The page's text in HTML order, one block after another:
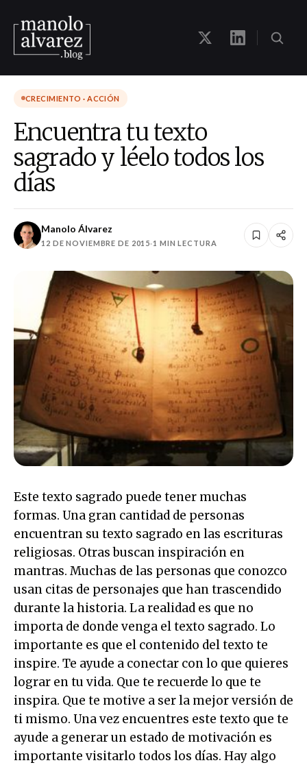
CRECIMIENTO · ACCIÓN
Encuentra tu texto
sagrado y léelo todos los
días
Manolo Álvarez
12 DE NOVIEMBRE DE 2015·1 MIN LECTURA
Este texto sagrado puede tener muchas
formas. Una gran cantidad de personas
encuentran su texto sagrado en las escrituras
religiosas. Otras buscan inspiración en
mantras. Muchas de las personas que conozco
usan citas de personajes que han trascendido
durante la historia. La realidad es que no
importa de donde venga el texto sagrado. Lo
importante es que el contenido del texto te
inspire. Te ayude a conectar con lo que quieres
lograr en tu vida. Que te recuerde lo que te
inspira. Que te motive a ser la mejor versión de
ti mismo. Una vez encuentres este texto que te
ayude a generar un estado de motivación es
importante visitarlo todos los días. Hay algo